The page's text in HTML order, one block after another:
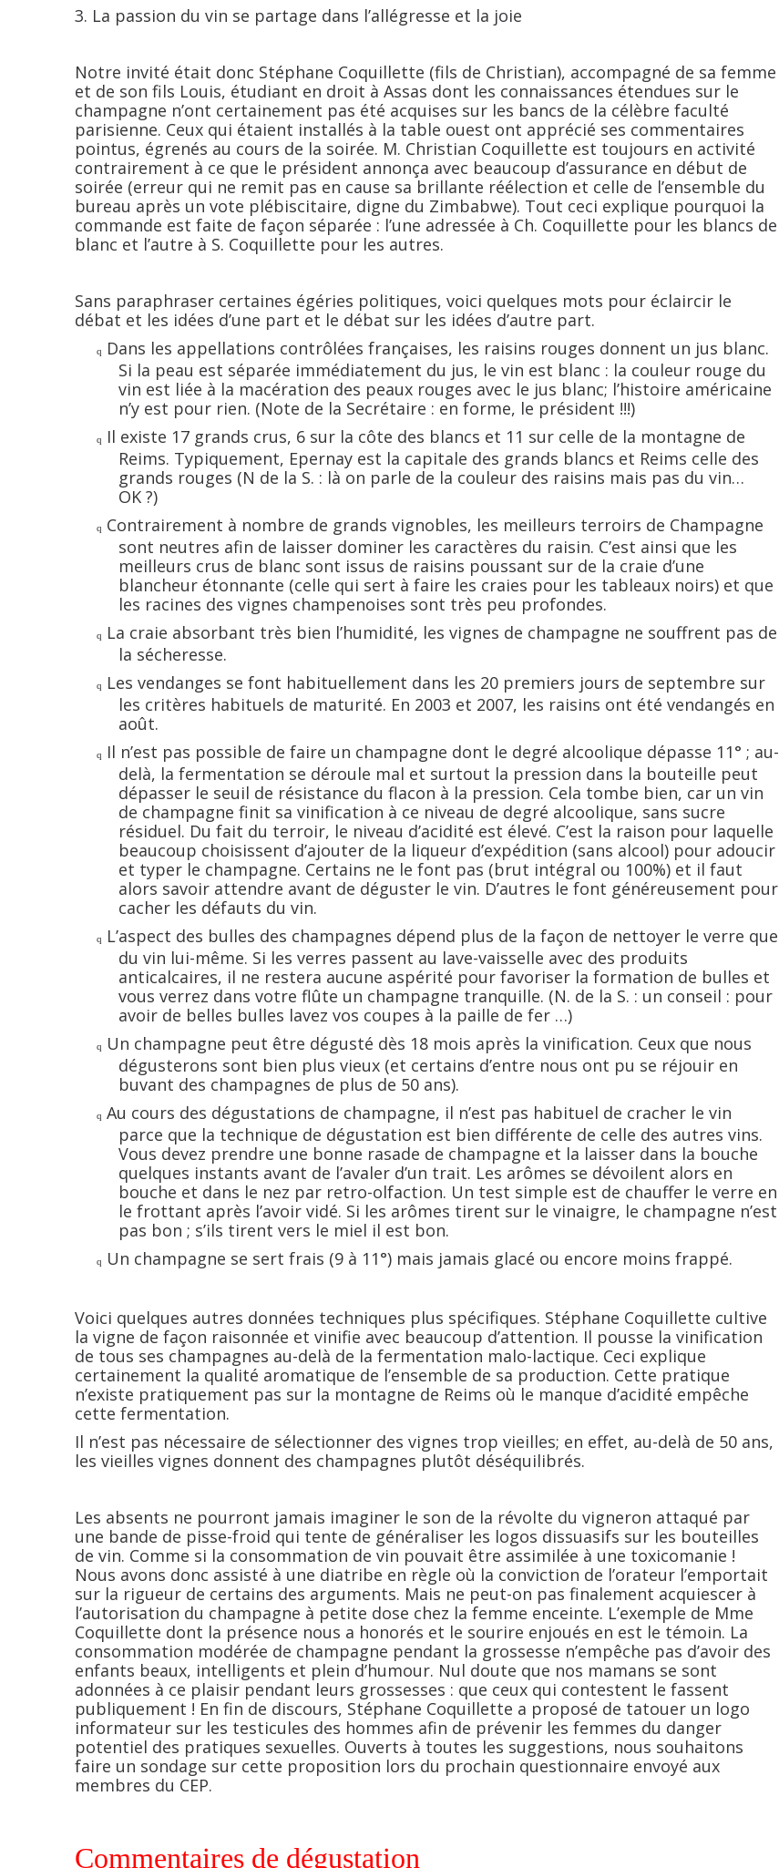
La passion du vin se partage dans l’allégresse et la joie
Notre invité était donc Stéphane Coquillette (fils de Christian), accompagné de sa femme
et de son fils Louis, étudiant en droit à Assas dont les connaissances étendues sur le
champagne n’ont certainement pas été acquises sur les bancs de la célèbre faculté
parisienne. Ceux qui étaient installés à la table ouest ont apprécié ses commentaires
pointus, égrenés au cours de la soirée. M. Christian Coquillette est toujours en activité
contrairement à ce que le président annonça avec beaucoup d’assurance en début de
soirée (erreur qui ne remit pas en cause sa brillante réélection et celle de l’ensemble du
bureau après un vote plébiscitaire, digne du Zimbabwe). Tout ceci explique pourquoi la
commande est faite de façon séparée : l’une adressée à Ch. Coquillette pour les blancs de
blanc et l’autre à S. Coquillette pour les autres.
Sans paraphraser certaines égéries politiques, voici quelques mots pour éclaircir le
débat et les idées d’une part et le débat sur les idées d’autre part.
q
Dans les appellations contrôlées françaises, les raisins rouges donnent un jus blanc.
Si la peau est séparée immédiatement du jus, le vin est blanc : la couleur rouge du
vin est liée à la macération des peaux rouges avec le jus blanc; l’histoire américaine
n’y est pour rien. (Note de la Secrétaire : en forme, le président !!!)
q
Il existe 17 grands crus, 6 sur la côte des blancs et 11 sur celle de la montagne de
Reims. Typiquement, Epernay est la capitale des grands blancs et Reims celle des
grands rouges (N de la S. : là on parle de la couleur des raisins mais pas du vin…
OK ?)
q
Contrairement à nombre de grands vignobles, les meilleurs terroirs de Champagne
sont neutres afin de laisser dominer les caractères du raisin. C’est ainsi que les
meilleurs crus de blanc sont issus de raisins poussant sur de la craie d’une
blancheur étonnante (celle qui sert à faire les craies pour les tableaux noirs) et que
les racines des vignes champenoises sont très peu profondes.
q
La craie absorbant très bien l’humidité, les vignes de champagne ne souffrent pas de
la sécheresse.
q
Les vendanges se font habituellement dans les 20 premiers jours de septembre sur
les critères habituels de maturité. En 2003 et 2007, les raisins ont été vendangés en
août.
q
Il n’est pas possible de faire un champagne dont le degré alcoolique dépasse 11° ; au-
delà, la fermentation se déroule mal et surtout la pression dans la bouteille peut
dépasser le seuil de résistance du flacon à la pression. Cela tombe bien, car un vin
de champagne finit sa vinification à ce niveau de degré alcoolique, sans sucre
résiduel. Du fait du terroir, le niveau d’acidité est élevé. C’est la raison pour laquelle
beaucoup choisissent d’ajouter de la liqueur d’expédition (sans alcool) pour adoucir
et typer le champagne. Certains ne le font pas (brut intégral ou 100%) et il faut
alors savoir attendre avant de déguster le vin. D’autres le font généreusement pour
cacher les défauts du vin.
q
L’aspect des bulles des champagnes dépend plus de la façon de nettoyer le verre que
du vin lui-même. Si les verres passent au lave-vaisselle avec des produits
anticalcaires, il ne restera aucune aspérité pour favoriser la formation de bulles et
vous verrez dans votre flûte un champagne tranquille. (N. de la S. : un conseil : pour
avoir de belles bulles lavez vos coupes à la paille de fer …)
q
Un champagne peut être dégusté dès 18 mois après la vinification. Ceux que nous
dégusterons sont bien plus vieux (et certains d’entre nous ont pu se réjouir en
buvant des champagnes de plus de 50 ans).
q Au cours des dégustations de champagne, il n’est pas habituel de cracher le vin
parce que la technique de dégustation est bien différente de celle des autres vins.
Vous devez prendre une bonne rasade de champagne et la laisser dans la bouche
quelques instants avant de l’avaler d’un trait. Les arômes se dévoilent alors en
bouche et dans le nez par retro-olfaction. Un test simple est de chauffer le verre en
le frottant après l’avoir vidé. Si les arômes tirent sur le vinaigre, le champagne n’est
pas bon ; s’ils tirent vers le miel il est bon.
q Un champagne se sert frais (9 à 11°) mais jamais glacé ou encore moins frappé.
Voici quelques autres données techniques plus spécifiques. Stéphane Coquillette cultive
la vigne de façon raisonnée et vinifie avec beaucoup d’attention. Il pousse la vinification
de tous ses champagnes au-delà de la fermentation malo-lactique. Ceci explique
certainement la qualité aromatique de l’ensemble de sa production. Cette pratique
n’existe pratiquement pas sur la montagne de Reims où le manque d’acidité empêche
cette fermentation.
Il n’est pas nécessaire de sélectionner des vignes trop vieilles; en effet, au-delà de 50 ans,
les vieilles vignes donnent des champagnes plutôt déséquilibrés.
Les absents ne pourront jamais imaginer le son de la révolte du vigneron attaqué par
une bande de pisse-froid qui tente de généraliser les logos dissuasifs sur les bouteilles
de vin. Comme si la consommation de vin pouvait être assimilée à une toxicomanie !
Nous avons donc assisté à une diatribe en règle où la conviction de l’orateur l’emportait
sur la rigueur de certains des arguments. Mais ne peut-on pas finalement acquiescer à
l’autorisation du champagne à petite dose chez la femme enceinte. L’exemple de Mme
Coquillette dont la présence nous a honorés et le sourire enjoués en est le témoin. La
consommation modérée de champagne pendant la grossesse n’empêche pas d’avoir des
enfants beaux, intelligents et plein d’humour. Nul doute que nos mamans se sont
adonnées à ce plaisir pendant leurs grossesses : que ceux qui contestent le fassent
publiquement ! En fin de discours, Stéphane Coquillette a proposé de tatouer un logo
informateur sur les testicules des hommes afin de prévenir les femmes du danger
potentiel des pratiques sexuelles. Ouverts à toutes les suggestions, nous souhaitons
faire un sondage sur cette proposition lors du prochain questionnaire envoyé aux
membres du CEP.
Commentaires de dégustation